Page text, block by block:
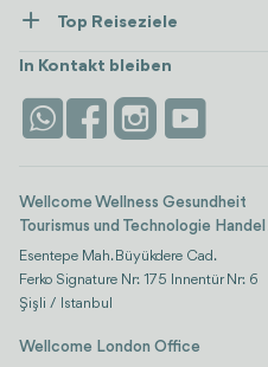
Vertrauen & Sicherheit
Kontaktieren Sie uns
Wellness
Unterkünfte
Attraktionen
Bewertungen
Top Reiseziele
Alle anzeigen
Istanbul
In Kontakt bleiben
Wellcome Wellness Gesundheit
Tourismus und Technologie Handel
Esentepe Mah. Büyükdere Cad.
Ferko Signature Nr: 175 Innentür Nr: 6
Şişli / Istanbul
Wellcome London Office